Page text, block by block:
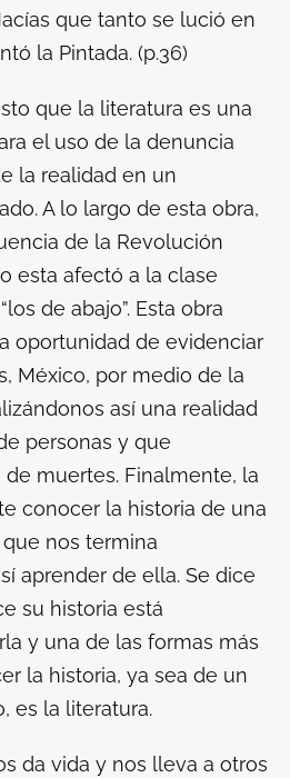
que tanto se lució en
la Pintada. (p.36)
que la literatura es una
el uso de la denuncia
la realidad en un
A lo largo de esta obra,
de la Revolución
esta afectó a la clase
de abajo”. Esta obra
oportunidad de evidenciar
México, por medio de la
así una realidad
personas y que
muertes. Finalmente, la
conocer la historia de una
nos termina
aprender de ella. Se dice
su historia está
y una de las formas más
la historia, ya sea de un
es la literatura.
da vida y nos lleva a otros